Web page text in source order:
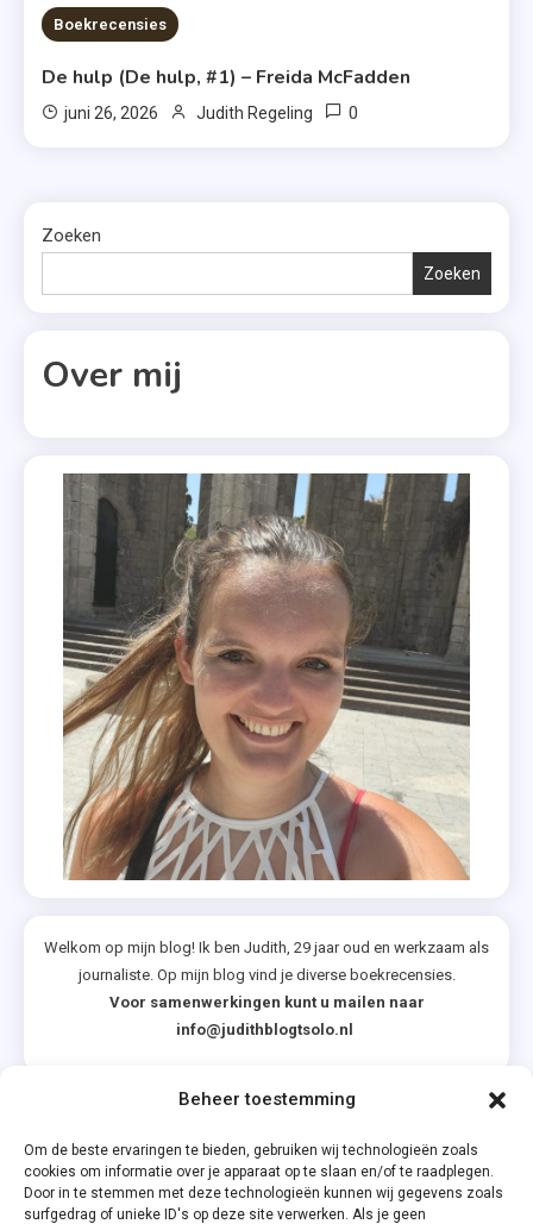
Beheer toestemming
Om de beste ervaringen te bieden, gebruiken wij technologieën zoals
cookies om informatie over je apparaat op te slaan en/of te raadplegen.
Door in te stemmen met deze technologieën kunnen wij gegevens zoals
surfgedrag of unieke ID's op deze site verwerken. Als je geen
Boekrecensies
De hulp (De hulp, #1) – Freida McFadden
juni 26, 2026 Judith Regeling 0
Zoeken
Zoeken
Over mij
Welkom op mijn blog! Ik ben Judith, 29 jaar oud en werkzaam als
journaliste. Op mijn blog vind je diverse boekrecensies.
Voor samenwerkingen kunt u mailen naar
info@judithblogtsolo.nl